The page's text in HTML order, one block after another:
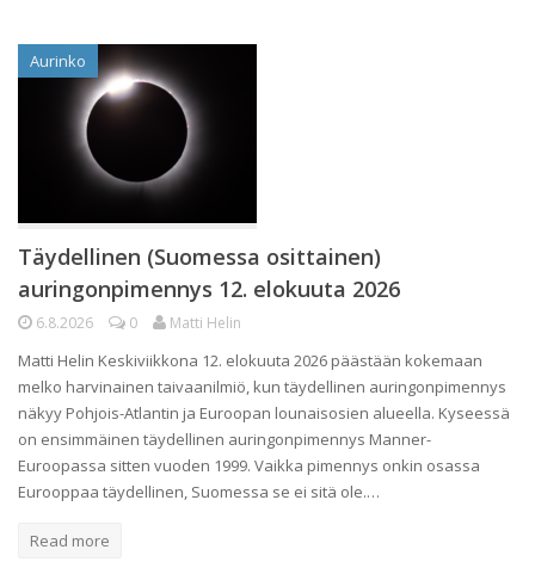
Aurinko
Täydellinen (Suomessa osittainen)
auringonpimennys 12. elokuuta 2026
6.8.2026 0 Matti Helin
Matti Helin Keskiviikkona 12. elokuuta 2026 päästään kokemaan
melko harvinainen taivaanilmiö, kun täydellinen auringonpimennys
näkyy Pohjois-Atlantin ja Euroopan lounaisosien alueella. Kyseessä
on ensimmäinen täydellinen auringonpimennys Manner-
Euroopassa sitten vuoden 1999. Vaikka pimennys onkin osassa
Eurooppaa täydellinen, Suomessa se ei sitä ole.…
Read more